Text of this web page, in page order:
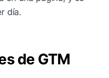
día.
de GTM